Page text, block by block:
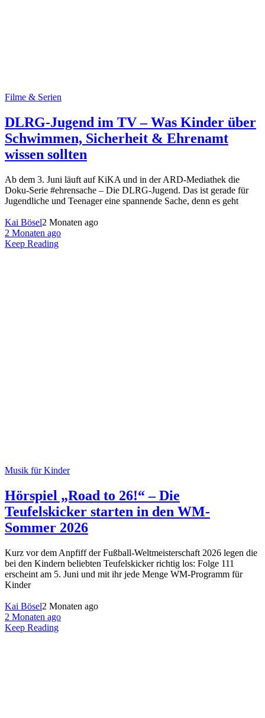
Filme & Serien
DLRG-Jugend im TV – Was Kinder über
Schwimmen, Sicherheit & Ehrenamt
wissen sollten
Ab dem 3. Juni läuft auf KiKA und in der ARD-Mediathek die
Doku-Serie #ehrensache – Die DLRG-Jugend. Das ist gerade für
Jugendliche und Teenager eine spannende Sache, denn es geht
Kai Bösel2 Monaten ago
2 Monaten ago
Keep Reading
Musik für Kinder
Hörspiel „Road to 26!“ – Die
Teufelskicker starten in den WM-
Sommer 2026
Kurz vor dem Anpfiff der Fußball-Weltmeisterschaft 2026 legen die
bei den Kindern beliebten Teufelskicker richtig los: Folge 111
erscheint am 5. Juni und mit ihr jede Menge WM-Programm für
Kinder
Kai Bösel2 Monaten ago
2 Monaten ago
Keep Reading